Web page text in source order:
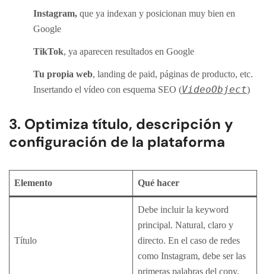
Instagram, que ya indexan y posicionan muy bien en
Google
TikTok, ya aparecen resultados en Google
Tu propia web, landing de paid, páginas de producto, etc.
Insertando el vídeo con esquema SEO (VideoObject)
3. Optimiza título, descripción y
configuración de la plataforma
Elemento Qué hacer
Título
Debe incluir la keyword
principal. Natural, claro y
directo. En el caso de redes
como Instagram, debe ser las
primeras palabras del copy.